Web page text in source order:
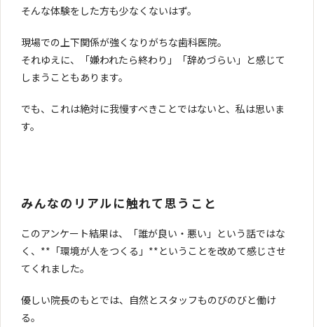
そんな体験をした方も少なくないはず。
現場での上下関係が強くなりがちな歯科医院。
それゆえに、「嫌われたら終わり」「辞めづらい」と感じて
しまうこともあります。
でも、これは絶対に我慢すべきことではないと、私は思いま
す。
みんなのリアルに触れて思うこと
このアンケート結果は、「誰が良い・悪い」という話ではな
く、**「環境が人をつくる」**ということを改めて感じさせ
てくれました。
優しい院長のもとでは、自然とスタッフものびのびと働け
る。